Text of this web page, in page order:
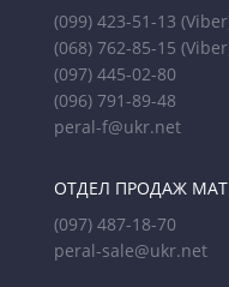
(099) 423-51-13
(068) 762-85-15
(097) 445-02-80
(096) 791-89-48
peral-f@ukr.net
ОТДЕЛ ПРОДАЖ
(097) 487-18-70
peral-sale@ukr.net